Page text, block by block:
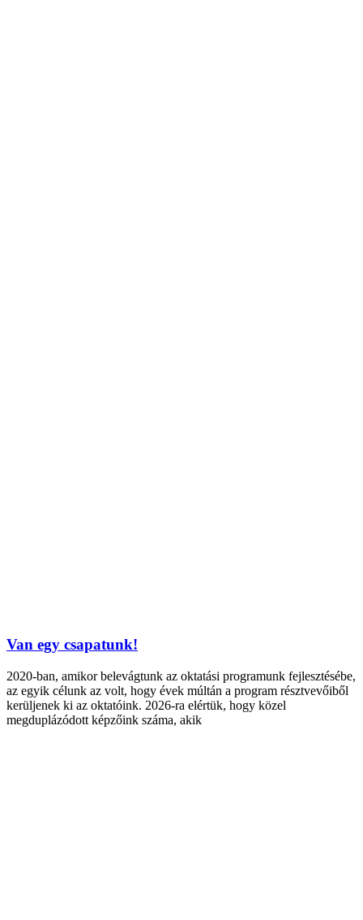
Van egy csapatunk!
2020-ban, amikor belevágtunk az oktatási programunk fejlesztésébe,
az egyik célunk az volt, hogy évek múltán a program résztvevőiből
kerüljenek ki az oktatóink. 2026-ra elértük, hogy közel
megduplázódott képzőink száma, akik